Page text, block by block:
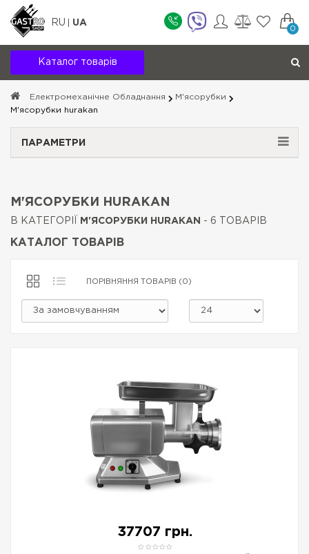
RU UA
0
Каталог товарів
Електромеханічне Обладнання
М'ясорубки
М'ясорубки hurakan
ПАРАМЕТРИ
М'ЯСОРУБКИ HURAKAN
В КАТЕГОРІЇ М'ЯСОРУБКИ HURAKAN - 6 ТОВАРІВ
КАТАЛОГ ТОВАРІВ
ПОРІВНЯННЯ ТОВАРІВ (0)
37707 грн.